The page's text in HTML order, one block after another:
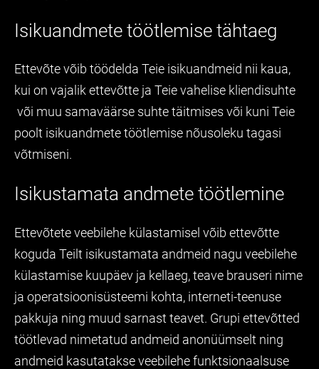
Isikuandmete töötlemise tähtaeg
Ettevõte võib töödelda Teie isikuandmeid nii kaua,
kui on vajalik ettevõtte ja Teie vahelise kliendisuhte
või muu samaväärse suhte täitmises või kuni Teie
poolt isikuandmete töötlemise nõusoleku tagasi
võtmiseni.
Isikustamata andmete töötlemine
Ettevõtete veebilehe külastamisel võib ettevõtte
koguda Teilt isikustamata andmeid nagu veebilehe
külastamise kuupäev ja kellaeg, teave brauseri nime
ja operatsioonisüsteemi kohta, interneti-teenuse
pakkuja ning muud sarnast teavet. Grupi ettevõtted
töötlevad nimetatud andmeid anonüümselt ning
andmeid kasutatakse veebilehe funktsionaalsuse